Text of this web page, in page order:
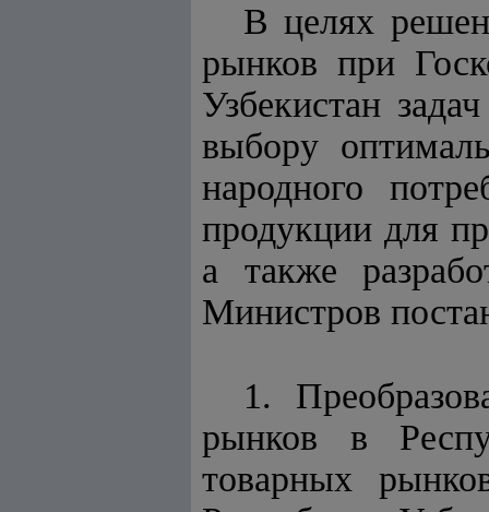
В целях
рынков при
Узбекистан
выбору
народного
продукции для
а также
Министров
1.
рынков в
товарных